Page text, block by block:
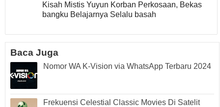
Kisah Mistis Yuyun Korban Perkosaan, Bekas
bangku Belajarnya Selalu basah
Baca Juga
Nomor WA K-Vision via WhatsApp Terbaru 2024
Frekuensi Celestial Classic Movies Di Satelit